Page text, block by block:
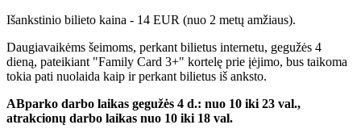
Išankstinio bilieto kaina - 14 EUR (nuo 2 metų amžiaus).
Daugiavaikėms šeimoms, perkant bilietus internetu, gegužės 4
dieną, pateikiant "Family Card 3+" kortelę prie įėjimo, bus taikoma
tokia pati nuolaida kaip ir perkant bilietus iš anksto.
ABparko darbo laikas gegužės 4 d.: nuo 10 iki 23 val.,
atrakcionų darbo laikas nuo 10 iki 18 val.